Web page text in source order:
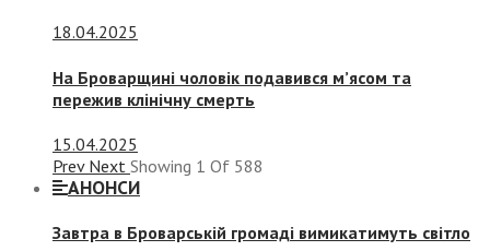
18.04.2025
На Броварщині чоловік подавився м’ясом та
пережив клінічну смерть
15.04.2025
Prev Next Showing 1 Of 588
АНОНСИ
Завтра в Броварській громаді вимикатимуть світло